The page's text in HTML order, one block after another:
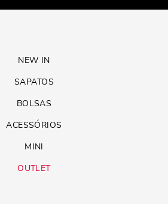
NEW IN
SAPATOS
BOLSAS
ACESSÓRIOS
MINI
OUTLET